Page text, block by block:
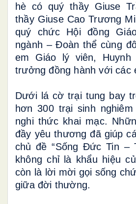
hè có quý thầy Giuse
thầy Giuse Cao Trương
quý chức Hội đồng
ngành – Đoàn thể cùng
em Giáo lý viên,
trưởng đồng hành với các
Dưới lá cờ trại tung bay
hơn 300 trại sinh
nghi thức khai mạc.
đầy yêu thương đã giúp
chủ đề “Sống Đức Tin –
không chỉ là khẩu hiệu
còn là lời mời gọi sống
giữa đời thường.